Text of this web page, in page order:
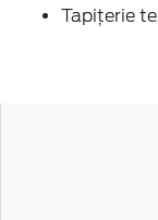
Tapiţerie